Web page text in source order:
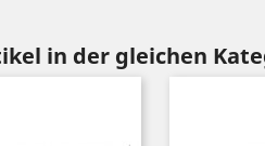
in der gleichen